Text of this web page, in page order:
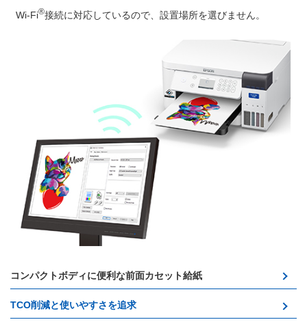
Wi-Fi®接続に対応しているので、設置場所を選びません。
コンパクトボディに便利な前面カセット給紙
TCO削減と使いやすさを追求